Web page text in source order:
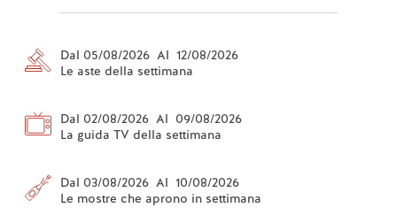
Dal 05/08/2026 Al 12/08/2026
Le aste della settimana
Dal 02/08/2026 Al 09/08/2026
La guida TV della settimana
Dal 03/08/2026 Al 10/08/2026
Le mostre che aprono in settimana